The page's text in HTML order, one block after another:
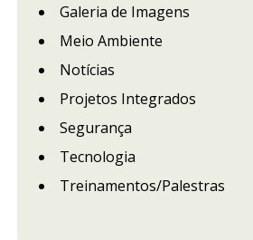
Galeria de Imagens
Meio Ambiente
Notícias
Projetos Integrados
Segurança
Tecnologia
Treinamentos/Palestras